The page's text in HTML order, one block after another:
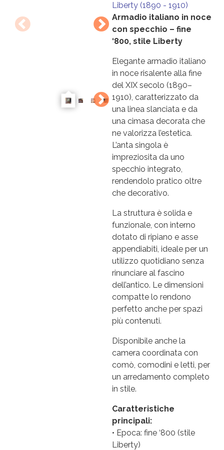
Liberty (1890 - 1910)
Armadio italiano in noce
con specchio – fine
‘800, stile Liberty
Elegante armadio italiano
in noce risalente alla fine
del XIX secolo (1890–
1910), caratterizzato da
una linea slanciata e da
una cimasa decorata che
ne valorizza l’estetica.
L’anta singola è
impreziosita da uno
specchio integrato,
rendendolo pratico oltre
che decorativo.
La struttura è solida e
funzionale, con interno
dotato di ripiano e asse
appendiabiti, ideale per un
utilizzo quotidiano senza
rinunciare al fascino
dell’antico. Le dimensioni
compatte lo rendono
perfetto anche per spazi
più contenuti.
Disponibile anche la
camera coordinata con
comò, comodini e letti, per
un arredamento completo
in stile.
Caratteristiche
principali:
• Epoca: fine ‘800 (stile
Liberty)